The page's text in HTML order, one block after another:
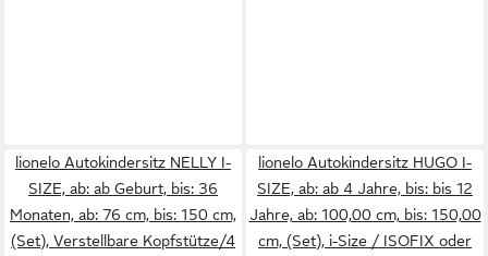
lionelo Autokindersitz NELLY I-
SIZE, ab: ab Geburt, bis: 36
Monaten, ab: 76 cm, bis: 150 cm,
(Set), Verstellbare Kopfstütze/4
lionelo Autokindersitz HUGO I-
SIZE, ab: ab 4 Jahre, bis: bis 12
Jahre, ab: 100,00 cm, bis: 150,00
cm, (Set), i-Size / ISOFIX oder